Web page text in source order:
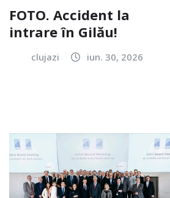
FOTO. Accident la
intrare în Gilău!
clujazi iun. 30, 2026